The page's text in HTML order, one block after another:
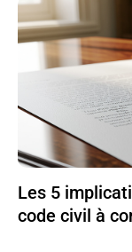
Les 5
code civil à